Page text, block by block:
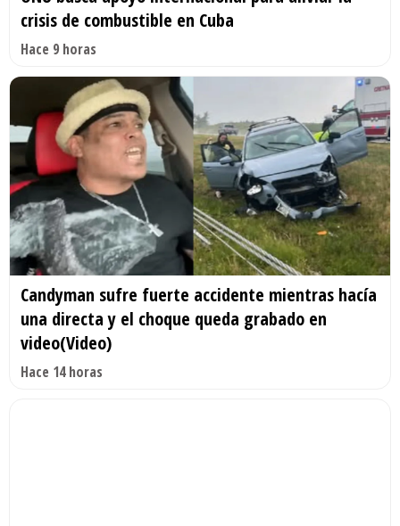
crisis de combustible en Cuba
Hace 9 horas
Candyman sufre fuerte accidente mientras hacía
una directa y el choque queda grabado en
video(Video)
Hace 14 horas